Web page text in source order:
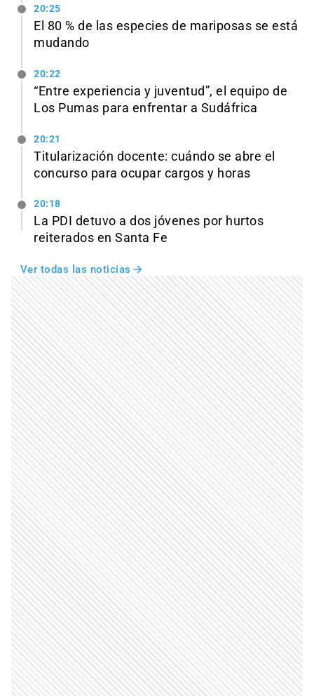
20:25
El 80 % de las especies de mariposas se está
mudando
20:22
“Entre experiencia y juventud”, el equipo de
Los Pumas para enfrentar a Sudáfrica
20:21
Titularización docente: cuándo se abre el
concurso para ocupar cargos y horas
20:18
La PDI detuvo a dos jóvenes por hurtos
reiterados en Santa Fe
Ver todas las noticias